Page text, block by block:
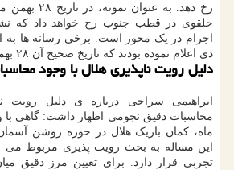
رخ دهد. به
حلقوی در قطب جنوب رخ خواهد داد که
دی اعلام نموده بودند که تاریخ صحیح آن ۲۸ بهمن است.
دلیل رویت ناپذیری هلال با وجود
ابراهیمی سراجی درباره ی دلیل رویت
محاسبات دقیق نجومی اظهار داشت: گاهی با
ماه، کمان باریک هلال در حوزه روشن
این مساله به بحث رویت پذیری مربوط
تجربی قرار دارد. برای تعیین مرز دقیق